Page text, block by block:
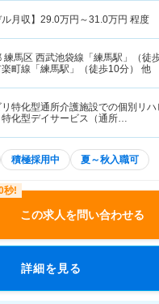
ル月収】 29.0万円～31.0万円 程度
練馬区 西武池袋線「練馬駅」（徒
町線「練馬駅」（徒歩10分） 他
リ特化型通所介護施設での個別リハ
特化型デイサービス（通所…
積極採用中 夏～秋入職可
この求人を問い合わせる
詳細を見る